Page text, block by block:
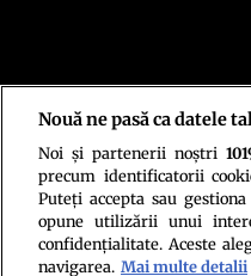
Nouă ne pasă ca datele
Noi și partenerii noștri
precum identificatorii
Puteți accepta sau
opune utilizării unui
confidențialitate. Aceste
navigarea. Mai multe detalii